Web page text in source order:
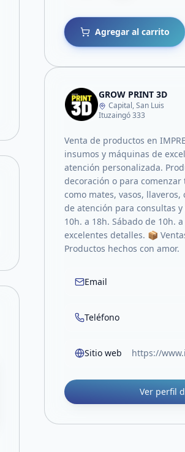
Agregar al carrito
GROW PRINT 3D
Capital, San Luis
Ituzaingó 333
Venta de productos en
insumos y máquinas de
atención personalizada.
decoración o para
como mates, vasos,
de atención para consultas
10h. a 18h. Sábado de 10h.
excelentes detalles. 📦
Productos hechos con amor.
Email
Teléfono
Sitio web https://
Ver perfil